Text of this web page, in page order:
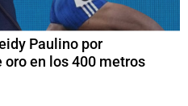
Paulino por
en los 400 metros